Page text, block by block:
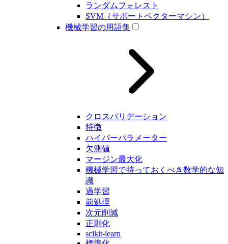
ランダムフォレスト
SVM（サポートベクターマシン）
機械学習の用語集
クロスバリデーション
特徴
ハイパーパラメーター
欠測値
マージン最大化
機械学習で持っておくべき数学的な知
識
過学習
前処理
次元削減
正則化
scikit-learn